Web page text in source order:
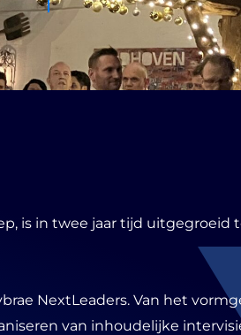
is in twee jaar tijd uitgegroeid
NextLeaders. Van het
van inhoudelijke